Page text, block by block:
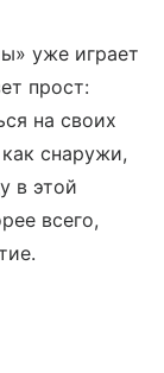
уже играет
прост:
на своих
снаружи,
в этой
всего,